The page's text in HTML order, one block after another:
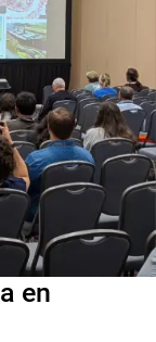
en